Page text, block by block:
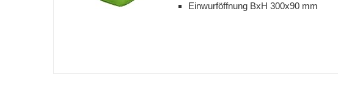
Einwurföffnung BxH 300x90 mm